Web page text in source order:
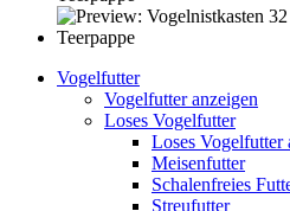
Vogelfutter
Vogelfutter anzeigen
Loses Vogelfutter
Loses Vogelfutter
Meisenfutter
Schalenfreies
Streufutter